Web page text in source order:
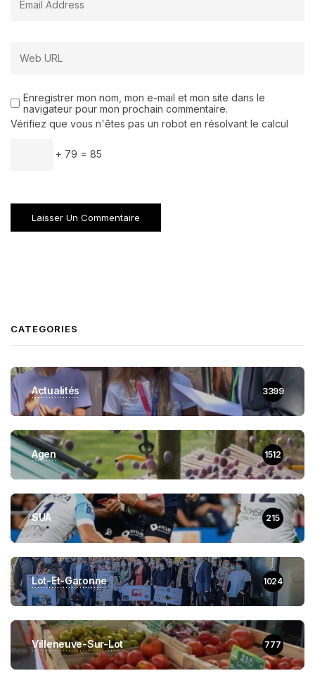
Enregistrer mon nom, mon e-mail et mon site dans le
navigateur pour mon prochain commentaire.
Vérifiez que vous n'êtes pas un robot en résolvant le calcul
+ 79 = 85
CATEGORIES
Actualités 3399
Agen 1512
SUA 215
Lot-Et-Garonne 1024
Villeneuve-Sur-Lot 777